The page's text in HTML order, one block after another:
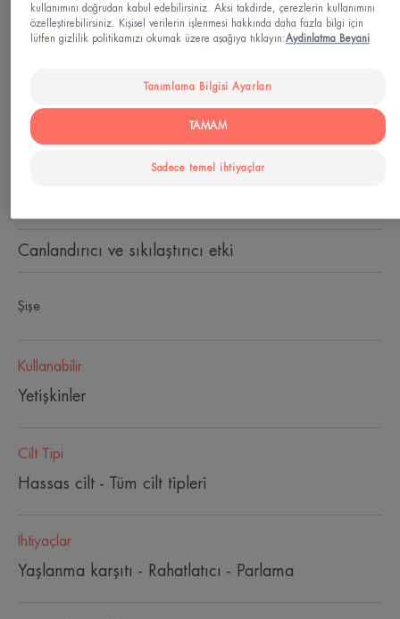
DermAbsolu Sıklık ve Yoğunluk Kaybı Yaşayan
Ciltler için Serum, yaşlanma belirtileriyle
tonlanmış bir cilt ve gözle görülür şekilde yeniden
tanımlanmış bir yüz çevresi için yüksek oranda aktif
bileşen içeren konsantre bir bakım serumudur.
Canlandırıcı ve sıkılaştırıcı etki
Şişe
Kullanabilir
Yetişkinler
Cilt Tipi
Hassas cilt - Tüm cilt tipleri
İhtiyaçlar
Yaşlanma karşıtı - Rahatlatıcı - Parlama
kullanımını doğrudan kabul edebilirsiniz. Aksi takdirde, çerezlerin kullanımını
özelleştirebilirsiniz. Kişisel verilerin işlenmesi hakkında daha fazla bilgi için
lütfen gizlilik politikamızı okumak üzere aşağıya tıklayın:Aydinlatma Beyani
Tanımlama Bilgisi Ayarları
Sadece temel ihtiyaçlar
TAMAM